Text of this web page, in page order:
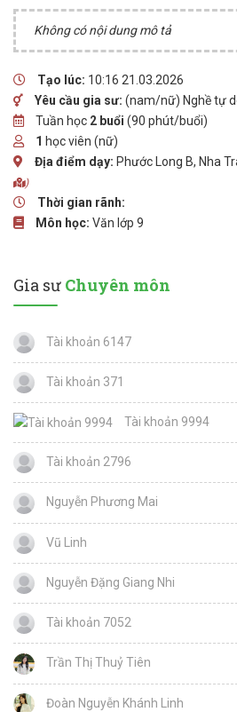
Không có nội dung mô tả
Tạo lúc: 10:16 21.03.2026
Yêu cầu gia sư: (nam/nữ) Nghề tự
Tuần học 2 buổi (90 phút/buổi)
1 học viên (nữ)
Địa điểm dạy: Phước Long B, Nha
)
Thời gian rãnh:
Môn học: Văn lớp 9
Gia sư Chuyên môn
Tài khoản 6147
Tài khoản 371
Tài khoản 9994
Tài khoản 2796
Nguyễn Phương Mai
Vũ Linh
Nguyễn Đặng Giang Nhi
Tài khoản 7052
Trần Thị Thuỷ Tiên
Đoàn Nguyễn Khánh Linh